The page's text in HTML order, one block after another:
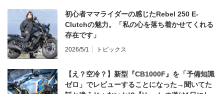
初心者ママライダーの感じたRebel 250 E-
Clutchの魅力。「私の心を落ち着かせてくれる
存在です」
2026/5/1 トピックス
【え？空冷？】新型『CB1000F』を「予備知識
ゼロ」でレビューすることになった→聞いてた